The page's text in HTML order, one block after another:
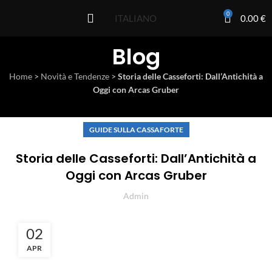
ITALIANO 0 0.00€
Blog
Home > Novità e Tendenze > Storia delle Casseforti: Dall’Antichità a
Oggi con Arcas Gruber
GUIDE SULLA CASSAFORTE
Storia delle Casseforti: Dall’Antichità a
Oggi con Arcas Gruber
Admin
02
APR